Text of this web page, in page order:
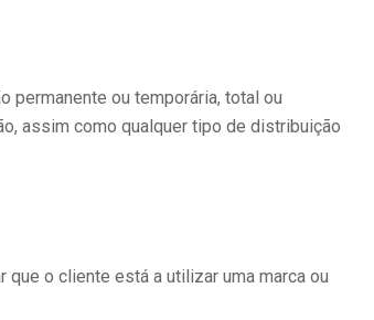
permanente ou temporária, total ou
assim como qualquer tipo de distribuição
o cliente está a utilizar uma marca ou